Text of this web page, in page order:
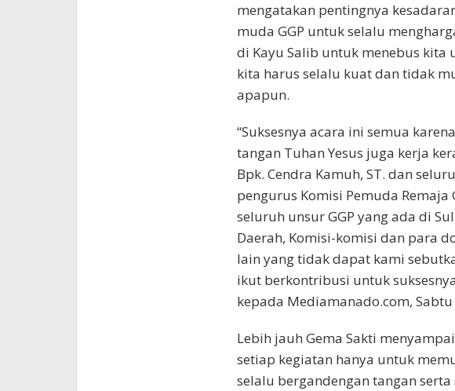
mengatakan pentingnya
muda GGP untuk selalu
di Kayu Salib untuk menebus kita
kita harus selalu kuat dan tidak
apapun.
“Suksesnya acara ini semua
tangan Tuhan Yesus juga kerja
Bpk. Cendra Kamuh, ST. dan
pengurus Komisi Pemuda Remaja
seluruh unsur GGP yang ada di
Daerah, Komisi-komisi dan para
lain yang tidak dapat kami
ikut berkontribusi untuk
kepada Mediamanado.com,
Lebih jauh Gema Sakti
setiap kegiatan hanya untuk
selalu bergandengan tangan